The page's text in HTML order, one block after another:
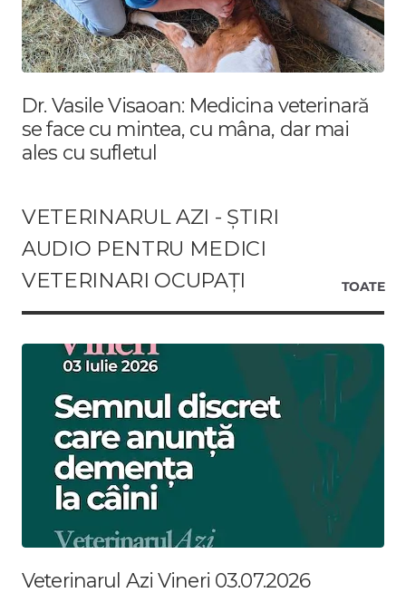
Dr. Vasile Visaoan: Medicina veterinară
se face cu mintea, cu mâna, dar mai
ales cu sufletul
VETERINARUL AZI - ȘTIRI
AUDIO PENTRU MEDICI
VETERINARI OCUPAȚI
TOATE
Veterinarul Azi Vineri 03.07.2026